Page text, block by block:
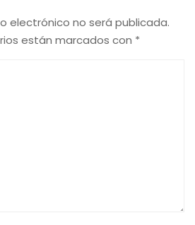
electrónico no será publicada.
están marcados con *